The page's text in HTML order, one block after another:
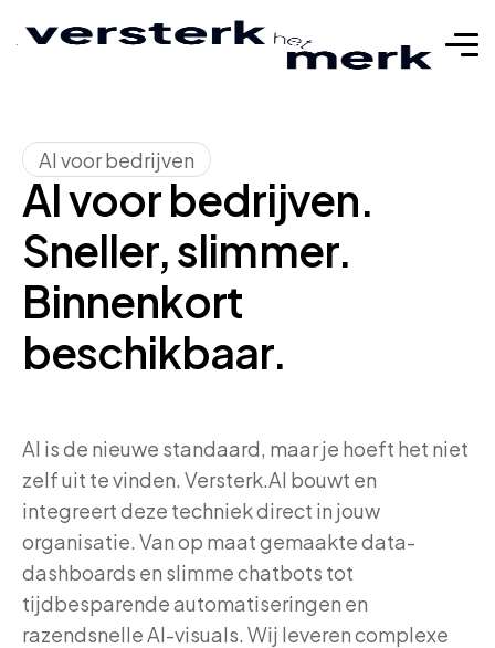
AI voor bedrijven
AI voor bedrijven.
Sneller, slimmer.
Binnenkort
beschikbaar.
AI is de nieuwe standaard, maar je hoeft het niet
zelf uit te vinden. Versterk.AI bouwt en
integreert deze techniek direct in jouw
organisatie. Van op maat gemaakte data-
dashboards en slimme chatbots tot
tijdbesparende automatiseringen en
razendsnelle AI-visuals. Wij leveren complexe